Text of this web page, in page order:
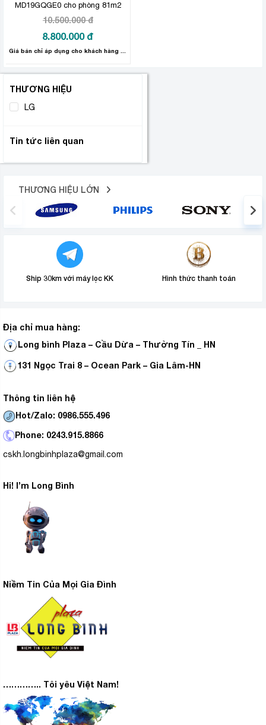
MD19GQGE0 cho phòng 81m2
10.500.000đ
Giá
gốc
10.500.000 đ.
8.800.000 đ
Giá
là:
THƯƠNG HIỆU
LG
Tin tức liên quan
THƯƠNG HIỆU LỚN
Ship 30km với máy lọc KK Hình thức thanh toán
Địa chỉ mua hàng:
Long bình Plaza – Cầu Dừa – Thường Tín _ HN
131 Ngọc Trai 8 – Ocean Park – Gia Lâm-HN
Thông tin liên hệ
Hot/Zalo: 0986.555.496
Phone: 0243.915.8866
cskh.longbinhplaza@gmail.com
Hi! I’m Long Bình
Niềm Tin Của Mọi Gia Đình
………….. Tôi yêu Việt Nam!